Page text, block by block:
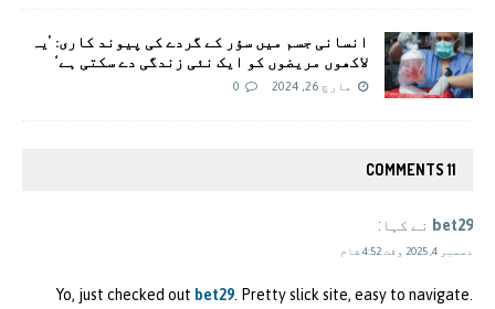
انسانی جسم میں سؤر کے گردے کی پیوند کاری: ’یہ
لاکھوں مریضوں کو ایک نئی زندگی دے سکتی ہے‘
مارچ 26, 2024 0
11 COMMENTS
bet29 نے کہا:
دسمبر 4, 2025 وقت 4:52 شام
Yo, just checked out bet29 . Pretty slick site, easy to navigate.